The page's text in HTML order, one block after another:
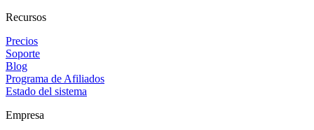
Recursos
Precios
Soporte
Blog
Programa de Afiliados
Estado del sistema
Empresa